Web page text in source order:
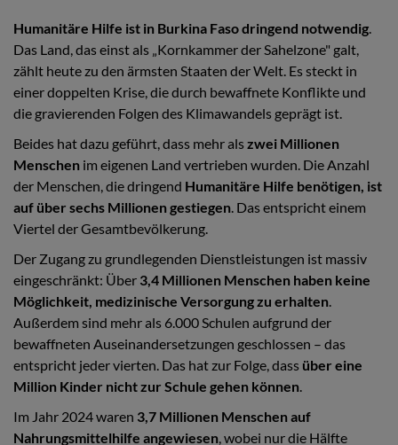
Humanitäre Hilfe ist in Burkina Faso dringend notwendig
Das Land, das einst als „Kornkammer der Sahelzone" galt,
zählt heute zu den ärmsten Staaten der Welt. Es steckt in
einer doppelten Krise, die durch bewaffnete Konflikte und
die gravierenden Folgen des Klimawandels geprägt ist.
Beides hat dazu geführt, dass mehr alszwei Millionen
Menschen im eigenen Land vertrieben wurden. Die Anzahl
der Menschen, die dringend Humanitäre Hilfe benötigen, ist
auf über sechs Millionen gestiegen . Das entspricht einem
Viertel der Gesamtbevölkerung.
Der Zugang zu grundlegenden Dienstleistungen ist massiv
eingeschränkt: Über 3,4 Millionen Menschen haben keine
Möglichkeit, medizinische Versorgung zu erhalten
Außerdem sind mehr als 6.000 Schulen aufgrund der
bewaffneten Auseinandersetzungen geschlossen – das
entspricht jeder vierten. Das hat zur Folge, dass über eine
Million Kinder nicht zur Schule gehen können
Im Jahr 2024 waren 3,7 Millionen Menschen auf
Nahrungsmittelhilfe angewiesen , wobei nur die Hälfte